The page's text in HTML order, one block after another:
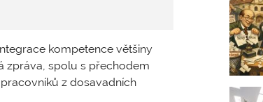
kompetence většiny
zpráva, spolu s přechodem
z dosavadních